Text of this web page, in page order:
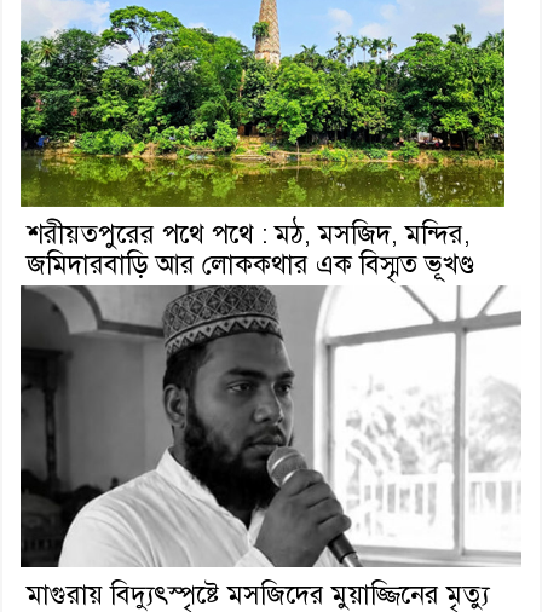
শরীয়তপুরের পথে পথে : মঠ, মসজিদ, মন্দির,
জমিদারবাড়ি আর লোককথার এক বিস্মৃত ভূখণ্ড
মাগুরায় বিদ্যুৎস্পৃষ্টে মসজিদের মুয়াজ্জিনের মৃত্যু